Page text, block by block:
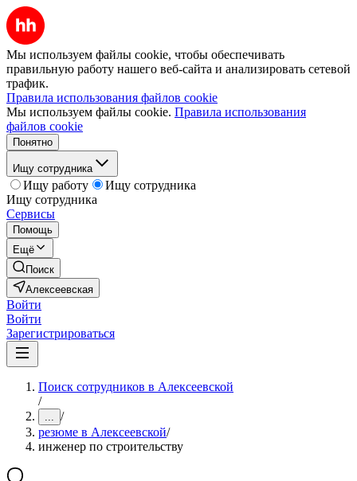
Мы используем файлы cookie, чтобы обеспечивать
правильную работу нашего веб-сайта и анализировать сетевой
трафик.
Правила использования файлов cookie
Мы используем файлы cookie. Правила использования
файлов cookie
Понятно
Ищу сотрудника
Ищу работу
Ищу сотрудника
Ищу сотрудника
Сервисы
Помощь
Ещё
Поиск
Алексеевская
Войти
Войти
Зарегистрироваться
Поиск сотрудников в Алексеевской
/
... /
резюме в Алексеевской/
инженер по строительству